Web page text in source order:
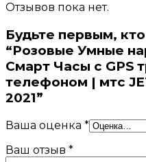
Отзывов пока нет.
Будьте первым,
“Розовые Умные
Смарт Часы с GPS
телефоном | мтс
2021”
Ваша оценка *
Ваш отзыв *